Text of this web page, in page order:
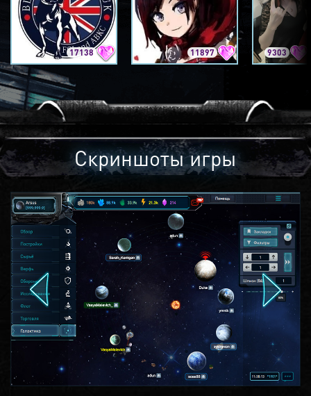
17138 11897 9303
Скриншоты игры